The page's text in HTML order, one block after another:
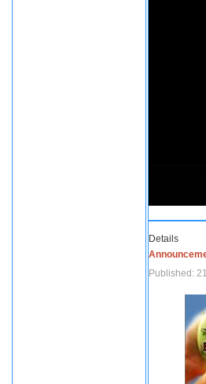
Details
Published: